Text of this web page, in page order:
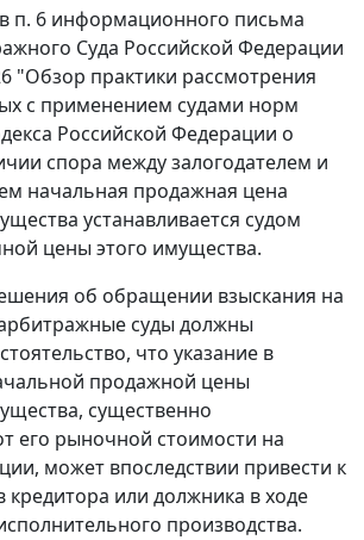
п. 6 информационного письма
Суда Российской Федерации
"Обзор практики рассмотрения
с применением судами норм
Российской Федерации о
спора между залогодателем и
начальная продажная цена
устанавливается судом
цены этого имущества.
об обращении взыскания на
суды должны
что указание в
продажной цены
существенно
его рыночной стоимости на
может впоследствии привести к
или должника в ходе
производства.